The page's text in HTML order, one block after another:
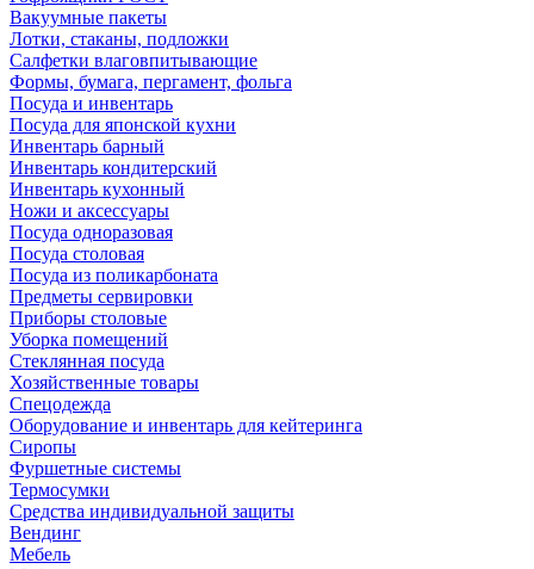
Вакуумные пакеты
Лотки, стаканы, подложки
Салфетки влаговпитывающие
Формы, бумага, пергамент, фольга
Посуда и инвентарь
Посуда для японской кухни
Инвентарь барный
Инвентарь кондитерский
Инвентарь кухонный
Ножи и аксессуары
Посуда одноразовая
Посуда столовая
Посуда из поликарбоната
Предметы сервировки
Приборы столовые
Уборка помещений
Стеклянная посуда
Хозяйственные товары
Спецодежда
Оборудование и инвентарь для кейтеринга
Сиропы
Фуршетные системы
Термосумки
Средства индивидуальной защиты
Вендинг
Мебель